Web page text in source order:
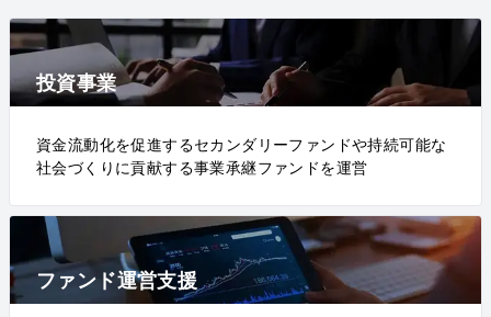
投資事業
資金流動化を促進するセカンダリーファンドや持続可能な
社会づくりに貢献する事業承継ファンドを運営
ファンド運営支援